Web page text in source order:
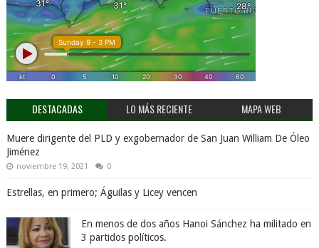
DESTACADAS LO MÁS RECIENTE MAPA WEB
Muere dirigente del PLD y exgobernador de San Juan William De Óleo
Jiménez
noviembre 19, 2021 0
Estrellas, en primero; Águilas y Licey vencen
En menos de dos años Hanoi Sánchez ha militado en
3 partidos políticos.